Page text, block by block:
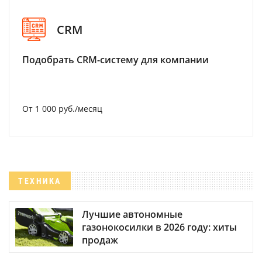
CRM
Подобрать CRM-систему для компании
От 1 000 руб./месяц
ТЕХНИКА
Лучшие автономные
газонокосилки в 2026 году: хиты
продаж